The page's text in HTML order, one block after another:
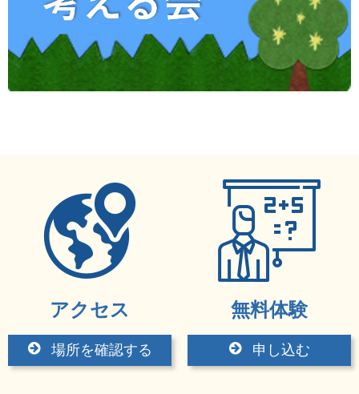
アクセス
場所を確認する
無料体験
申し込む